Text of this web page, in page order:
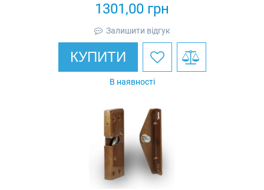
1301,00 грн
Залишити відгук
КУПИТИ
В наявності